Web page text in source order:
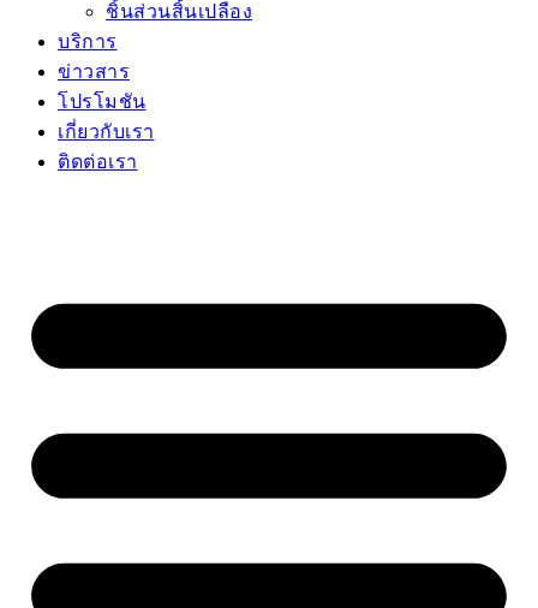
ชิ้นส่วนสิ้นเปลือง
บริการ
ข่าวสาร
โปรโมชัน
เกี่ยวกับเรา
ติดต่อเรา